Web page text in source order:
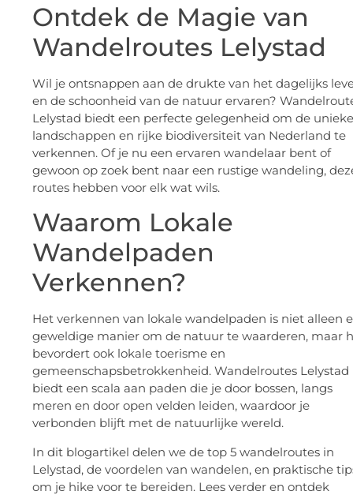
Ontdek de Magie van
Wandelroutes Lelystad
Wil je ontsnappen aan de drukte van het dagelijks
en de schoonheid van de natuur ervaren?
Lelystad biedt een perfecte gelegenheid om de unieke
landschappen en rijke biodiversiteit van Nederland te
verkennen. Of je nu een ervaren wandelaar bent of
gewoon op zoek bent naar een rustige wandeling,
routes hebben voor elk wat wils.
Waarom Lokale
Wandelpaden
Verkennen?
Het verkennen van lokale wandelpaden is niet alleen
geweldige manier om de natuur te waarderen, maar
bevordert ook lokale toerisme en
gemeenschapsbetrokkenheid. Wandelroutes Lelystad
biedt een scala aan paden die je door bossen, langs
meren en door open velden leiden, waardoor je
verbonden blijft met de natuurlijke wereld.
In dit blogartikel delen we de top 5 wandelroutes in
Lelystad, de voordelen van wandelen, en praktische
om je hike voor te bereiden. Lees verder en ontdek